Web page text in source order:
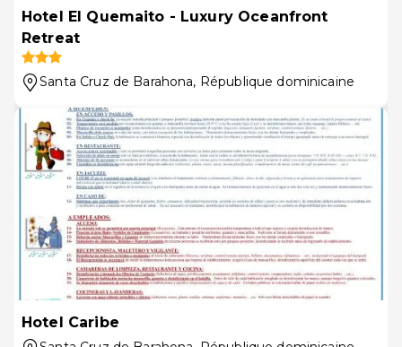
Hotel El Quemaito - Luxury Oceanfront
Retreat
Santa Cruz de Barahona, République dominicaine
Hotel Caribe